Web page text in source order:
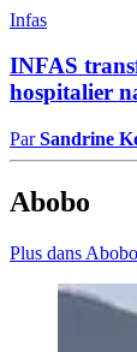
Infas
INFAS
hospitalier
ParSandrine
Abobo
Plus dans